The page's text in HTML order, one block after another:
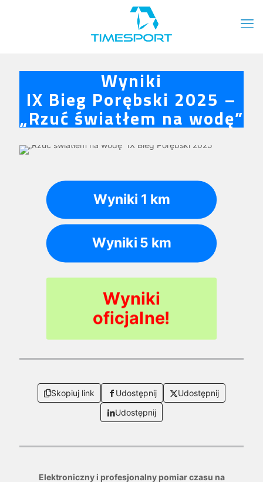
Wyniki
IX Bieg Porębski 2025 –
„Rzuć światłem na wodę”
Wyniki 1 km
Wyniki 5 km
Skopiuj link Udostępnij
Udostępnij
Udostępnij
Elektroniczny i profesjonalny pomiar czasu na